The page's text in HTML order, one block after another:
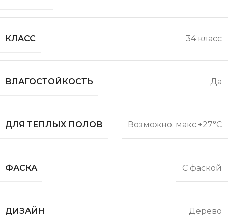
КЛАСС 34 класс
ВЛАГОСТОЙКОСТЬ Да
ДЛЯ ТЕПЛЫХ ПОЛОВ Возможно. макс.+27°С
ФАСКА С фаской
ДИЗАЙН Дерево